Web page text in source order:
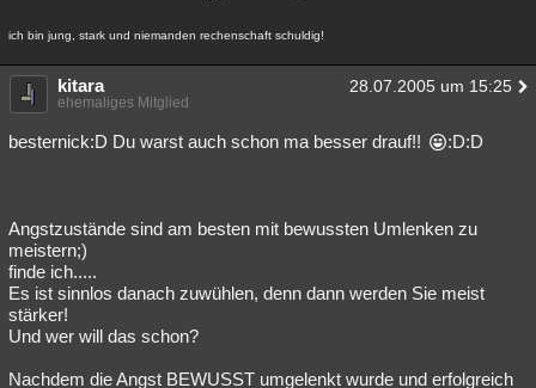
ich bin jung, stark und niemanden rechenschaft schuldig!
kitara 28.07.2005 um 15:25
ehemaliges Mitglied
besternick:D Du warst auch schon ma besser drauf!! :D:D
Angstzustände sind am besten mit bewussten Umlenken zu
meistern;)
finde ich.....
Es ist sinnlos danach zuwühlen, denn dann werden Sie meist
stärker!
Und wer will das schon?
Nachdem die Angst BEWUSST umgelenkt wurde und erfolgreich